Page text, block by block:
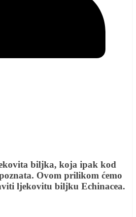
biljka, koja ipak kod
Ovom prilikom ćemo
ljekovitu biljku Echinacea.